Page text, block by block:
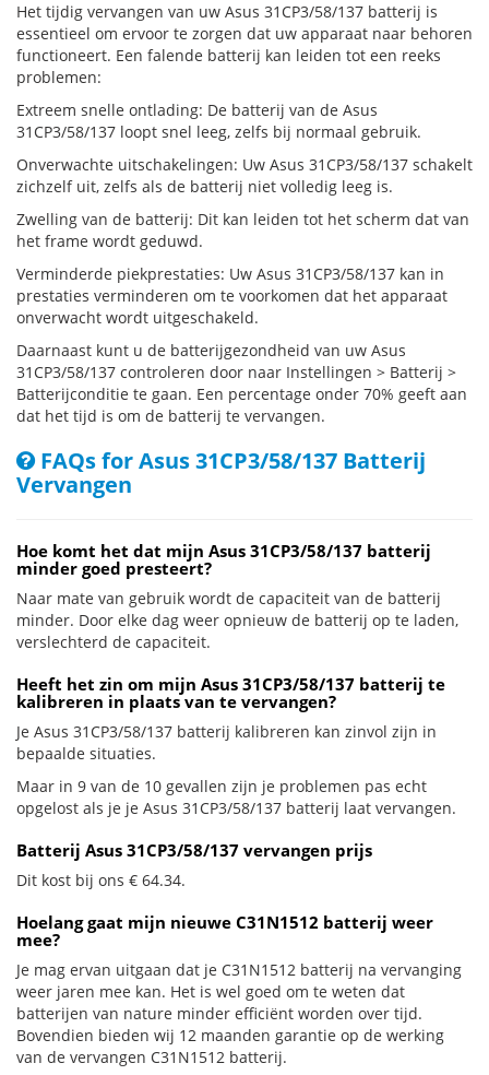
Het tijdig vervangen van uw Asus 31CP3/58/137 batterij is
essentieel om ervoor te zorgen dat uw apparaat naar behoren
functioneert. Een falende batterij kan leiden tot een reeks
problemen:
Extreem snelle ontlading: De batterij van de Asus
31CP3/58/137 loopt snel leeg, zelfs bij normaal gebruik.
Onverwachte uitschakelingen: Uw Asus 31CP3/58/137 schakelt
zichzelf uit, zelfs als de batterij niet volledig leeg is.
Zwelling van de batterij: Dit kan leiden tot het scherm dat van
het frame wordt geduwd.
Verminderde piekprestaties: Uw Asus 31CP3/58/137 kan in
prestaties verminderen om te voorkomen dat het apparaat
onverwacht wordt uitgeschakeld.
Daarnaast kunt u de batterijgezondheid van uw Asus
31CP3/58/137 controleren door naar Instellingen > Batterij >
Batterijconditie te gaan. Een percentage onder 70% geeft aan
dat het tijd is om de batterij te vervangen.
FAQs for Asus 31CP3/58/137 Batterij
Vervangen
Hoe komt het dat mijn Asus 31CP3/58/137 batterij
minder goed presteert?
Naar mate van gebruik wordt de capaciteit van de batterij
minder. Door elke dag weer opnieuw de batterij op te laden,
verslechterd de capaciteit.
Heeft het zin om mijn Asus 31CP3/58/137 batterij te
kalibreren in plaats van te vervangen?
Je Asus 31CP3/58/137 batterij kalibreren kan zinvol zijn in
bepaalde situaties.
Maar in 9 van de 10 gevallen zijn je problemen pas echt
opgelost als je je Asus 31CP3/58/137 batterij laat vervangen.
Batterij Asus 31CP3/58/137 vervangen prijs
Dit kost bij ons € 64.34.
Hoelang gaat mijn nieuwe C31N1512 batterij weer
mee?
Je mag ervan uitgaan dat je C31N1512 batterij na vervanging
weer jaren mee kan. Het is wel goed om te weten dat
batterijen van nature minder efficiënt worden over tijd.
Bovendien bieden wij 12 maanden garantie op de werking
van de vervangen C31N1512 batterij.